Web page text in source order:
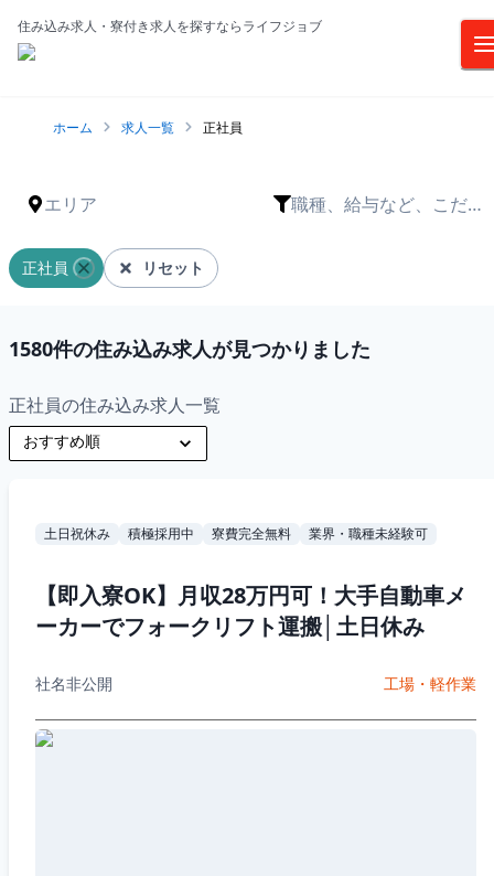
住み込み求人・寮付き求人を探すならライフジョブ
ホーム 求人一覧 正社員
エリア
職種、給与など、こだわ
正社員 リセット
1580件の住み込み求人が見つかりました
正社員の住み込み求人一覧
土日祝休み 積極採用中 寮費完全無料 業界・職種未経験可
【即入寮OK】月収28万円可！大手自動車メ
ーカーでフォークリフト運搬│土日休み
社名非公開 工場・軽作業